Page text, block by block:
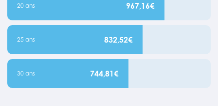
20 ans 967,16€
25 ans 832,52€
30 ans 744,81€